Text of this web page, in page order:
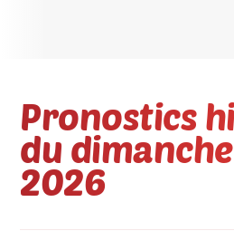
Pronostics
du
2026